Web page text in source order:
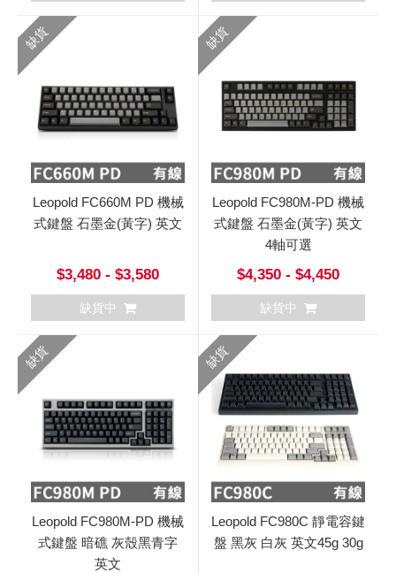
缺貨
Leopold FC660M PD 機械
式鍵盤 石墨金(黃字) 英文
$3,480 - $3,580
缺貨中
缺貨
Leopold FC980M-PD 機械
式鍵盤 石墨金(黃字) 英文
4軸可選
$4,350 - $4,450
缺貨中
缺貨
Leopold FC980M-PD 機械
式鍵盤 暗礁 灰殼黑青字
英文
缺貨
Leopold FC980C 靜電容鍵
盤 黑灰 白灰 英文45g 30g